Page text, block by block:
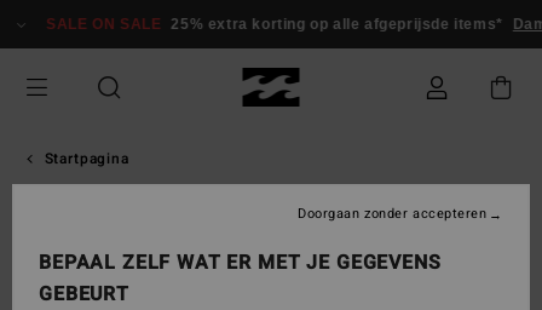
naar
inhoud
SALE ON SALE 25% extra korting op alle afgeprijsde items*
Startpagina
Riders Van Het Billabong
Herenteam
BEPAAL ZELF WAT ER MET JE GEGEVENS
GEBEURT
Doorgaan zonder accepteren